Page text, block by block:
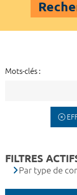
Mots-clés :
FILTRES
Par type de